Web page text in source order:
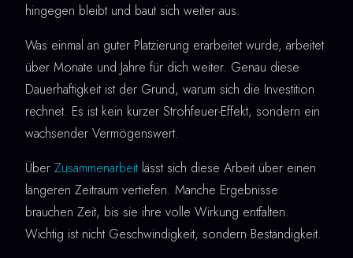
hingegen bleibt und baut sich weiter aus.
Was einmal an guter Platzierung erarbeitet wurde, arbeitet
über Monate und Jahre für dich weiter. Genau diese
Dauerhaftigkeit ist der Grund, warum sich die Investition
rechnet. Es ist kein kurzer Strohfeuer-Effekt, sondern ein
wachsender Vermögenswert.
Über Zusammenarbeit lässt sich diese Arbeit über einen
längeren Zeitraum vertiefen. Manche Ergebnisse
brauchen Zeit, bis sie ihre volle Wirkung entfalten.
Wichtig ist nicht Geschwindigkeit, sondern Beständigkeit.